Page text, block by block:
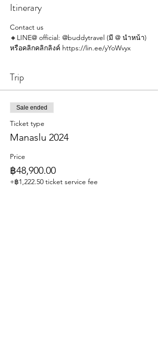
Itinerary
Contact us
🔸LINE@ official: @buddytravel (มี @ นำหน้า)
หรือคลิกคลิกลิงค์ https://lin.ee/yYoWvyx
Trip
Sale ended
Ticket type
Manaslu 2024
Price
฿48,900.00
+฿1,222.50 ticket service fee